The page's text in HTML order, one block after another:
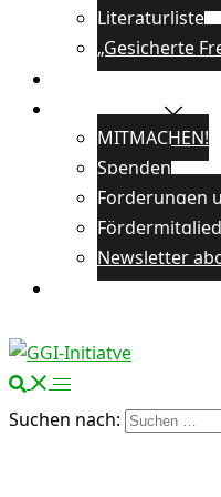
Literaturliste
„Gesicherte
Veranstaltungen
Unterstützen
MITMACHEN!
Spenden
Forderungen
Newsletter
Suchen nach: